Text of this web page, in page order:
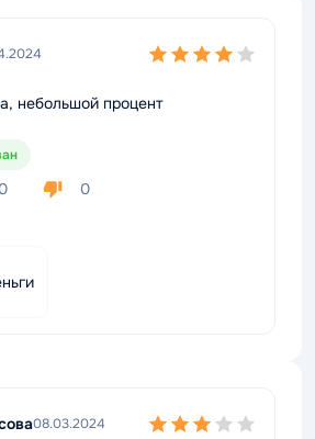
небольшой процент
0
08.03.2024